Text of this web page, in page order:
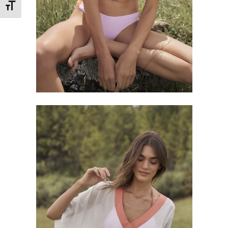
Εναλλαγή Μεγέθους Γραμμάτων